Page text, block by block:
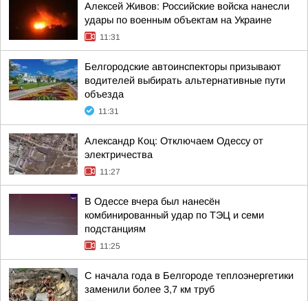
Алексей Живов: Российские войска нанесли
удары по военным объектам на Украине
11:31
Белгородские автоинспекторы призывают
водителей выбирать альтернативные пути
объезда
11:31
Александр Коц: Отключаем Одессу от
электричества
11:27
В Одессе вчера был нанесён
комбинированный удар по ТЭЦ и семи
подстанциям
11:25
С начала года в Белгороде теплоэнергетики
заменили более 3,7 км труб